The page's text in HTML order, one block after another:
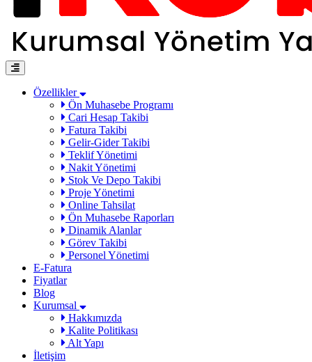
Özellikler
Ön Muhasebe Programı
Cari Hesap Takibi
Fatura Takibi
Gelir-Gider Takibi
Teklif Yönetimi
Nakit Yönetimi
Stok Ve Depo Takibi
Proje Yönetimi
Online Tahsilat
Ön Muhasebe Raporları
Dinamik Alanlar
Görev Takibi
Personel Yönetimi
E-Fatura
Fiyatlar
Blog
Kurumsal
Hakkımızda
Kalite Politikası
Alt Yapı
İletişim